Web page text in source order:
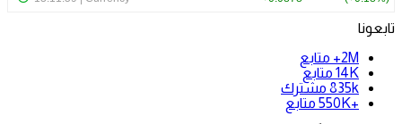
تابعونا
2M+
متابع
14K متابع
835k مشترك
+550K
متابع